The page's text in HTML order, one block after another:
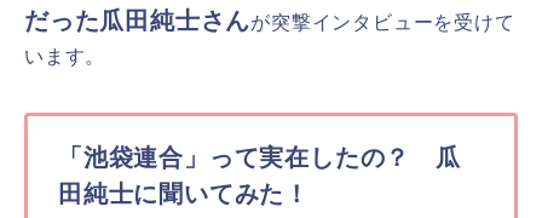
だった瓜田純士さんが突撃インタビューを受けて
います。
「池袋連合」って実在したの？ 瓜
田純士に聞いてみた！